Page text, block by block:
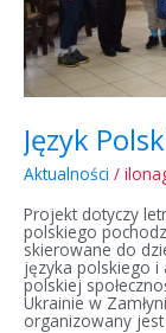
Język
Aktualności /
Projekt dotyczy
polskiego
skierowane do
języka polskiego i
polskiej
Ukrainie w
organizowany